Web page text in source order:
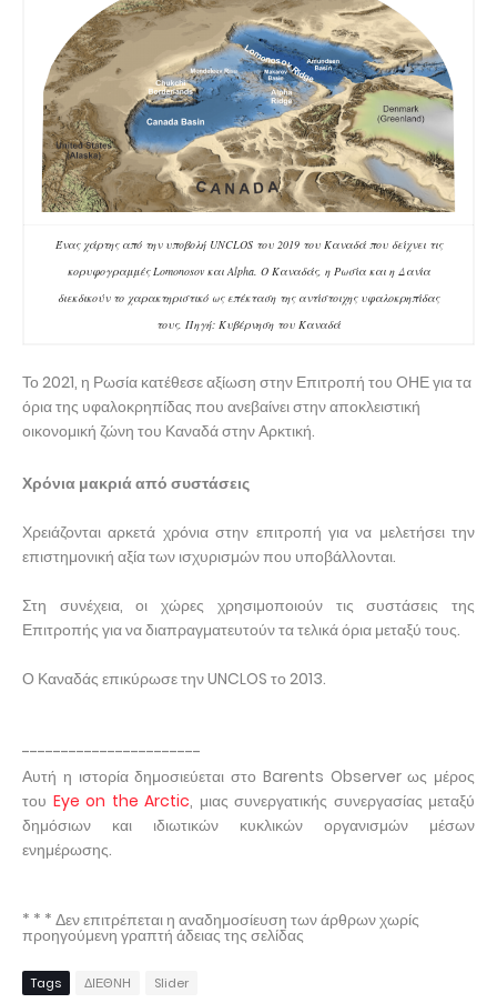
Ένας χάρτης από την υποβολή UNCLOS του 2019 του Καναδά που δείχνει τις
κορυφογραμμές Lomonosov και Alpha. Ο Καναδάς, η Ρωσία και η Δανία
διεκδικούν το χαρακτηριστικό ως επέκταση της αντίστοιχης υφαλοκρηπίδας
τους. Πηγή: Κυβέρνηση του Καναδά
Το 2021, η Ρωσία κατέθεσε αξίωση στην Επιτροπή του ΟΗΕ για τα
όρια της υφαλοκρηπίδας που ανεβαίνει στην αποκλειστική
οικονομική ζώνη του Καναδά στην Αρκτική.
Χρόνια μακριά από συστάσεις
Χρειάζονται αρκετά χρόνια στην επιτροπή για να μελετήσει την
επιστημονική αξία των ισχυρισμών που υποβάλλονται.
Στη συνέχεια, οι χώρες χρησιμοποιούν τις συστάσεις της
Επιτροπής για να διαπραγματευτούν τα τελικά όρια μεταξύ τους.
Ο Καναδάς επικύρωσε την UNCLOS το 2013.
-----------------------
Αυτή η ιστορία δημοσιεύεται στο Barents Observer ως μέρος
του Eye on the Arctic, μιας συνεργατικής συνεργασίας μεταξύ
δημόσιων και ιδιωτικών κυκλικών οργανισμών μέσων
ενημέρωσης.
* * * Δεν επιτρέπεται η αναδημοσίευση των άρθρων χωρίς
προηγούμενη γραπτή άδειας της σελίδας
Tags ΔΙΕΘΝΗ Slider